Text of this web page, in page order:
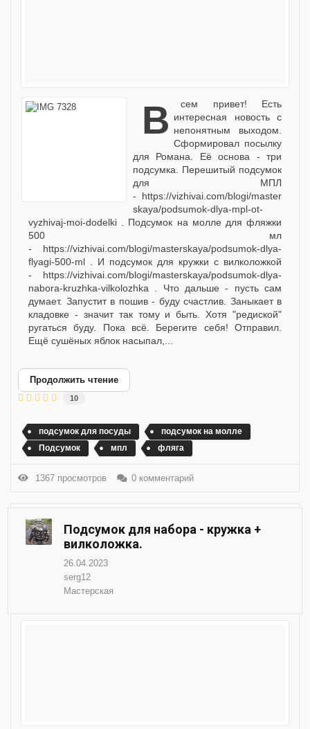
Всем привет! Есть интересная новость с
непонятным выходом.
Сформировал посылку
для Романа. Её основа - три
подсумка. Перешитый подсумок
для МПЛ
- https://vizhivai.com/blogi/master
skaya/podsumok-dlya-mpl-ot-
vyzhivaj-moi-dodelki . Подсумок на молле для фляжки
500 мл
- https://vizhivai.com/blogi/masterskaya/podsumok-dlya-
flyagi-500-ml . И подсумок для кружки с вилколожкой
- https://vizhivai.com/blogi/masterskaya/podsumok-dlya-
nabora-kruzhka-vilkolozhka . Что дальше - пусть сам
думает. Запустит в пошив - буду счастлив. Заныкает в
кладовке - значит так тому и быть. Хотя "редиской"
ругаться буду. Пока всё. Берегите себя! Отправил.
Ещё сушёных яблок насыпал,...
Продолжить чтение
10
подсумок для посуды
подсумок на молле
Подсумок
мпл фляга
1367 просмотров 0 комментарий
Подсумок для набора - кружка +
вилколожка.
26.04.2023
serg12
Мастерская